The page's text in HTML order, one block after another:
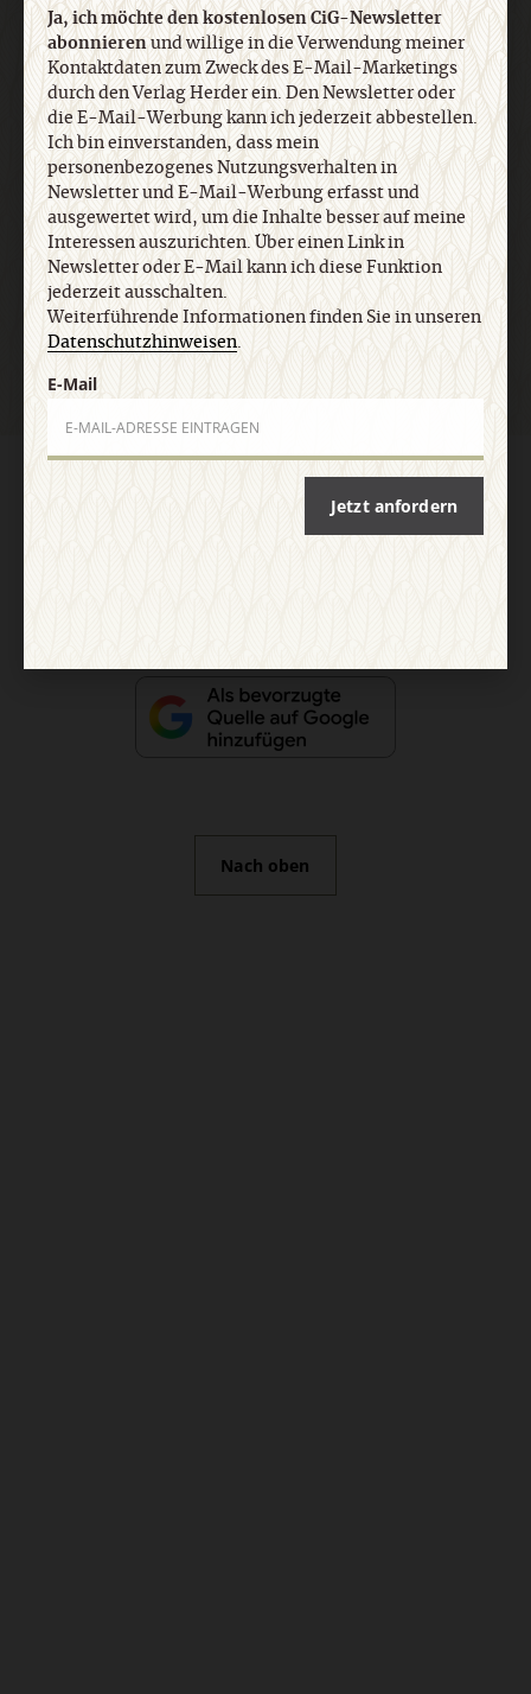
Newsletter oder E-Mail kann ich diese Funktion
jederzeit ausschalten. Weiterführende
Informationen finden Sie in unseren
Datenschutzhinweisen.
E-Mail
Datenschutz
Barrierefreiheit
Nach oben
Ja, ich möchte den kostenlosen CiG-Newsletter
abonnierenund willige in die Verwendung meiner
Kontaktdaten zum Zweck des E-Mail-Marketings
durch den Verlag Herder ein. Den Newsletter oder
die E-Mail-Werbung kann ich jederzeit abbestellen.
Ich bin einverstanden, dass mein
personenbezogenes Nutzungsverhalten in
Newsletter und E-Mail-Werbung erfasst und
ausgewertet wird, um die Inhalte besser auf meine
Interessen auszurichten. Über einen Link in
Newsletter oder E-Mail kann ich diese Funktion
jederzeit ausschalten.
Weiterführende Informationen finden Sie in unseren
Datenschutzhinweisen.
E-Mail
Jetzt anfordern